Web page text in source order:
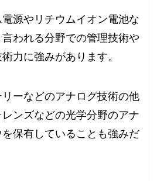
源やリチウムイオン電池な
われる分野での管理技術や
力に強みがあります。
ーなどのアナログ技術の他
ンズなどの光学分野のアナ
保有していることも強みだ